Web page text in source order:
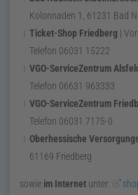
Kolonnaden 1
61231 Bad
Ticket-Shop Friedberg |
Telefon 06031 15222
VGO-ServiceZentrum
Telefon 06631 963333
VGO-ServiceZentrum
Telefon 06031 7175-0
Oberhessische
61169 Friedberg
sowie im Internet unter: